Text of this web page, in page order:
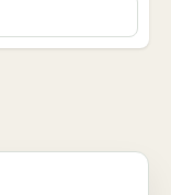
kontor eller